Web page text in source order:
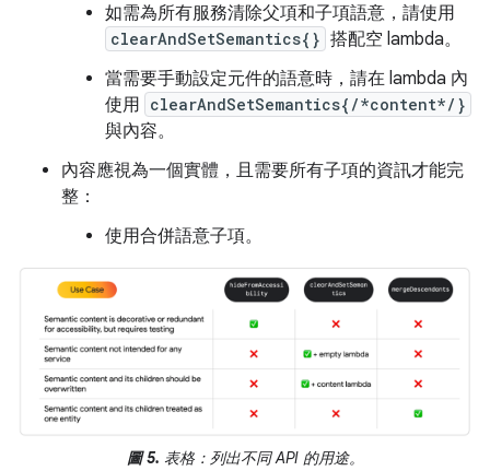
如需為所有服務清除父項和子項語意，請使用
clearAndSetSemantics{} 搭配空 lambda。
當需要手動設定元件的語意時，請在 lambda 內
使用 clearAndSetSemantics{/*content*/}
與內容。
內容應視為一個實體，且需要所有子項的資訊才能完
整：
使用合併語意子項。
圖 5. 表格：列出不同 API 的用途。